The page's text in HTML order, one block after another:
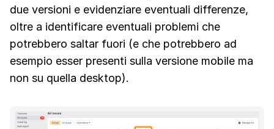
due versioni e evidenziare eventuali differenze,
oltre a identificare eventuali problemi che
potrebbero saltar fuori (e che potrebbero ad
esempio esser presenti sulla versione mobile ma
non su quella desktop).